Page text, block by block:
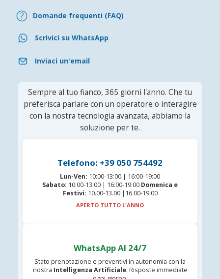
Domande frequenti (FAQ)
Scrivici su WhatsApp
Inviaci un'email
Sempre al tuo fianco, 365 giorni l'anno. Che tu
preferisca parlare con un operatore o interagire
con la nostra tecnologia avanzata, abbiamo la
soluzione per te.
Telefono: +39 050 754492
Lun-Ven: 10:00-13:00 | 16:00-19:00
Sabato: 10:00-13:00 | 16:00-19:00 Domenica e
Festivi: 10.00-13.00 |16.00-19.00
APERTO TUTTO L'ANNO
WhatsApp AI 24/7
Stato prenotazione e preventivi in autonomia con la
nostra Intelligenza Artificiale. Risposte immediate